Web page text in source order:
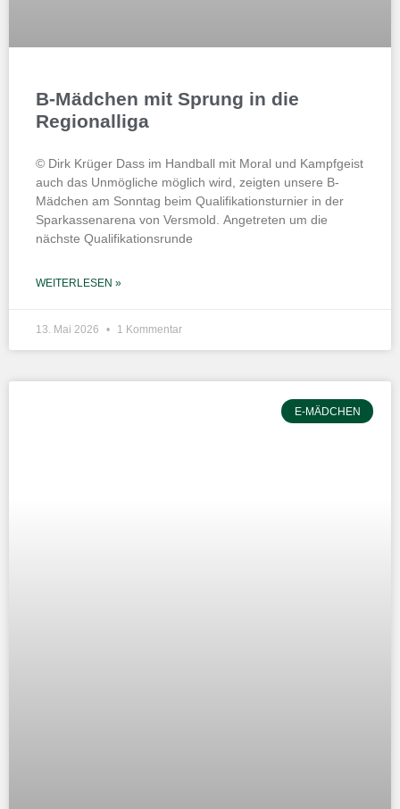
B-Mädchen mit Sprung in die
Regionalliga
© Dirk Krüger Dass im Handball mit Moral und Kampfgeist
auch das Unmögliche möglich wird, zeigten unsere B-
Mädchen am Sonntag beim Qualifikationsturnier in der
Sparkassenarena von Versmold. Angetreten um die
nächste Qualifikationsrunde
WEITERLESEN »
13. Mai 2026 1 Kommentar
E-MÄDCHEN